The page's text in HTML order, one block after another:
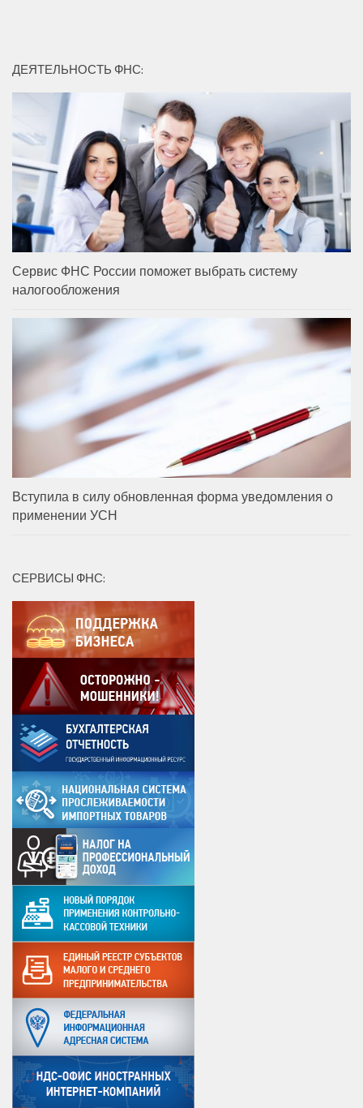
ДЕЯТЕЛЬНОСТЬ ФНС:
Сервис ФНС России поможет выбрать систему
налогообложения
Вступила в силу обновленная форма уведомления о
применении УСН
СЕРВИСЫ ФНС: